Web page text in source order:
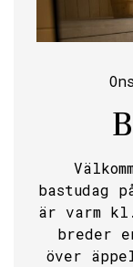
bastudag
är varm
breder
över